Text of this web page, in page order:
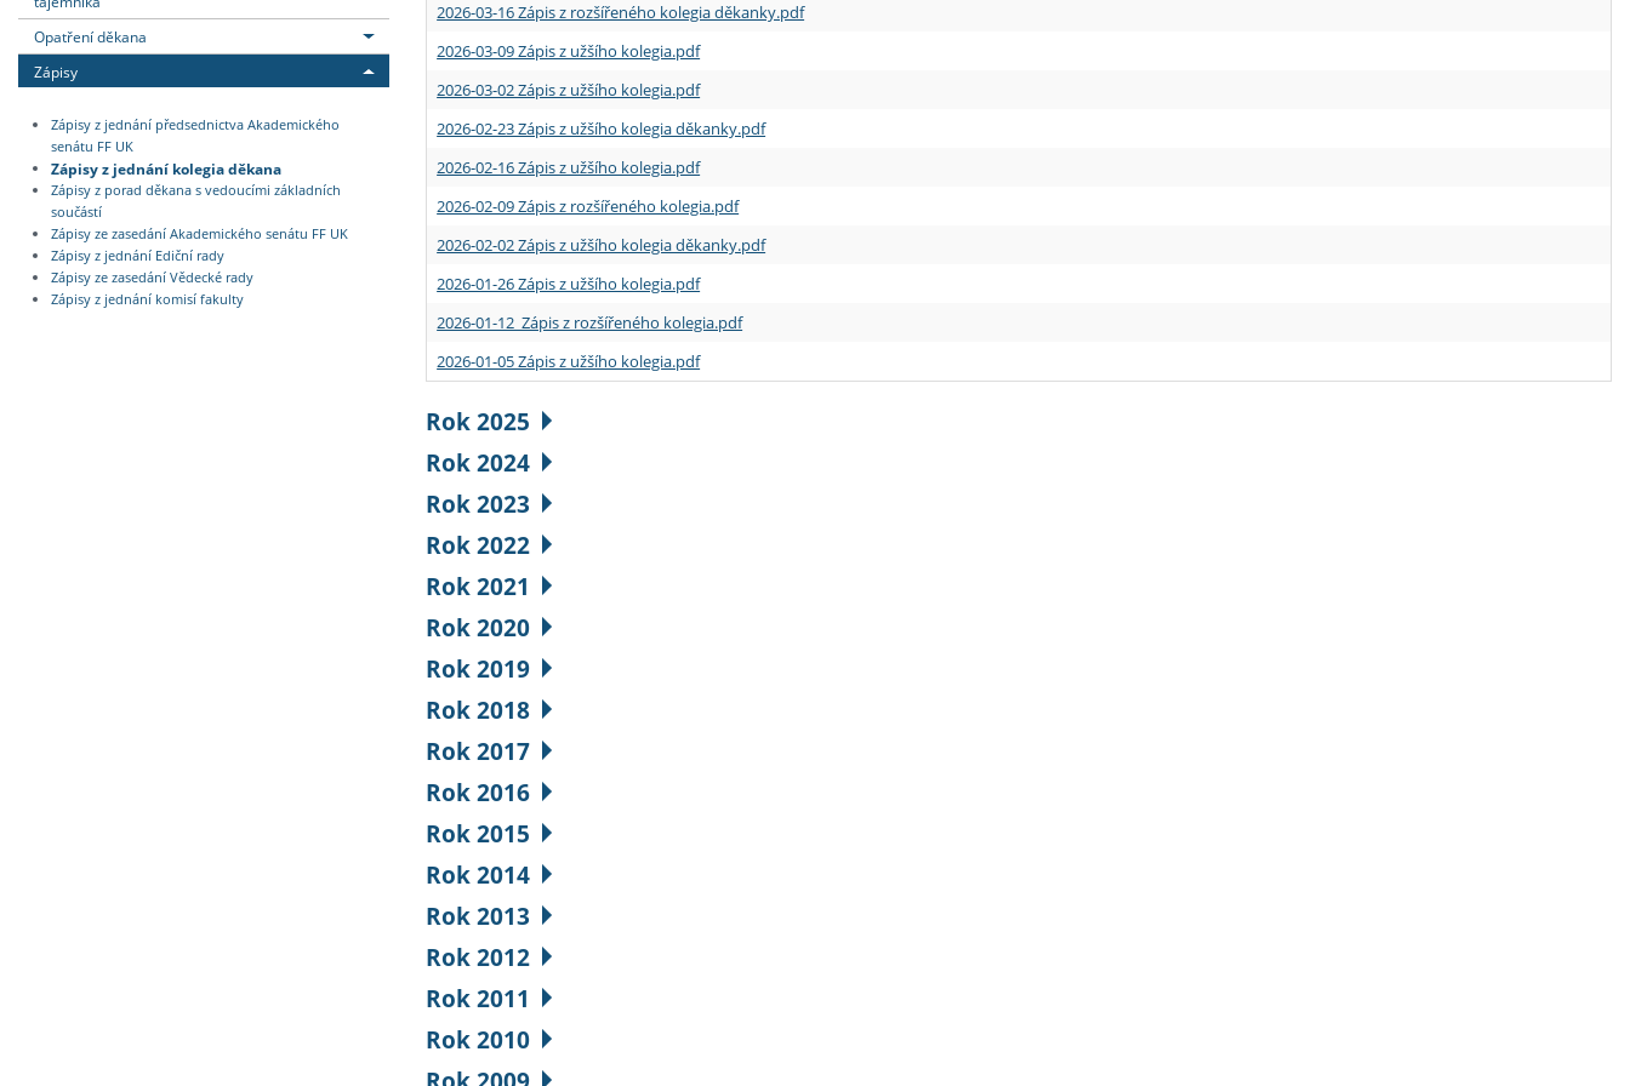
Opatření děkana
Zápisy
Zápisy z jednání předsednictva Akademického
senátu FF UK
Zápisy z jednání kolegia děkana
Zápisy z porad děkana s vedoucími základních
součástí
Zápisy ze zasedání Akademického senátu FF UK
Zápisy z jednání Ediční rady
Zápisy ze zasedání Vědecké rady
Zápisy z jednání komisí fakulty
2026-03-16 Zápis z rozšířeného kolegia děkanky.pdf
2026-03-09 Zápis z užšího kolegia.pdf
2026-03-02 Zápis z užšího kolegia.pdf
2026-02-23 Zápis z užšího kolegia děkanky.pdf
2026-02-16 Zápis z užšího kolegia.pdf
2026-02-09 Zápis z rozšířeného kolegia.pdf
2026-02-02 Zápis z užšího kolegia děkanky.pdf
2026-01-26 Zápis z užšího kolegia.pdf
2026-01-12 Zápis z rozšířeného kolegia.pdf
2026-01-05 Zápis z užšího kolegia.pdf
Rok 2025
Rok 2024
Rok 2023
Rok 2022
Rok 2021
Rok 2020
Rok 2019
Rok 2018
Rok 2017
Rok 2016
Rok 2015
Rok 2014
Rok 2013
Rok 2012
Rok 2011
Rok 2010